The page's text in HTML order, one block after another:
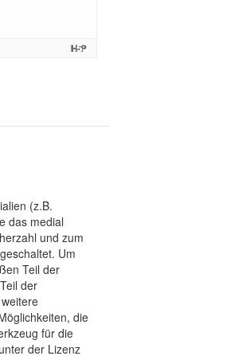
(z.B.
das medial
und zum
Um
Teil der
der
die
für die
der Lizenz